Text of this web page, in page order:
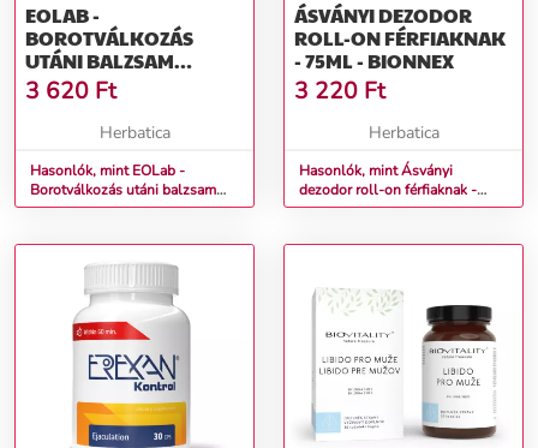
EOLAB -
BOROTVÁLKOZÁS
UTÁNI BALZSAM
FÉRFIAKNAK -
OLIVE&KARITE - 50 ML
3 620 Ft
Herbatica
Hasonlók, mint EOLab -
Borotválkozás utáni balzsam
férfiaknak - Olive&Karite - 50 ml
ÁSVÁNYI DEZODOR
ROLL-ON FÉRFIAKNAK
- 75ML - BIONNEX
3 220 Ft
Herbatica
Hasonlók, mint Ásványi
dezodor roll-on férfiaknak -
75ml - Bionnex